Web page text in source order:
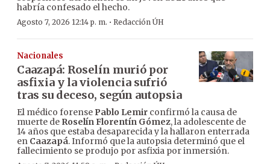
habría confesado el hecho.
Agosto 7, 2026 12:14 p. m. · Redacción ÚH
Nacionales
Caazapá: Roselín murió por
asfixia y la violencia sufrió
tras su deceso, según autopsia
El médico forense Pablo Lemir confirmó la causa de
muerte de Roselín Florentín Gómez, la adolescente de
14 años que estaba desaparecida y la hallaron enterrada
en Caazapá. Informó que la autopsia determinó que el
fallecimiento se produjo por asfixia por inmersión.